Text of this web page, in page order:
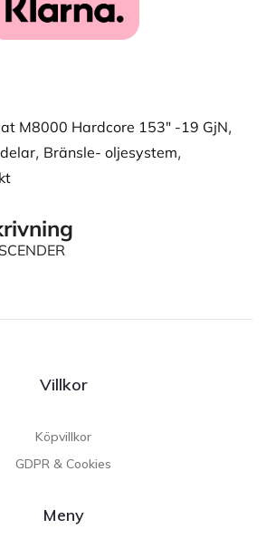
M8000 Hardcore 153" -19 GjN,
, Bränsle- oljesystem,
Villkor
Köpvillkor
GDPR & Cookies
Meny